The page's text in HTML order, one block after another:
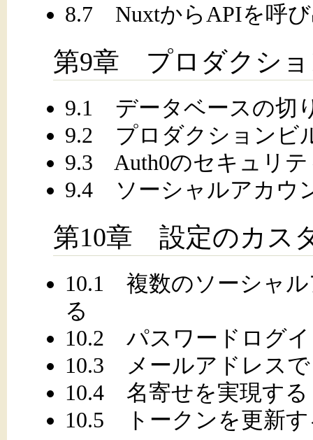
8.7 NuxtからAPIを呼
第9章 プロダクシ
9.1 データベースの切
9.2 プロダクションビ
9.3 Auth0のセキュリテ
9.4 ソーシャルアカウ
第10章 設定のカス
10.1 複数のソーシャ
る
10.2 パスワードログ
10.3 メールアドレス
10.4 名寄せを実現する
10.5 トークンを更新